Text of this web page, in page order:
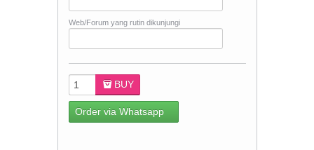
Web/Forum yang rutin dikunjungi
BUY
Order via Whatsapp